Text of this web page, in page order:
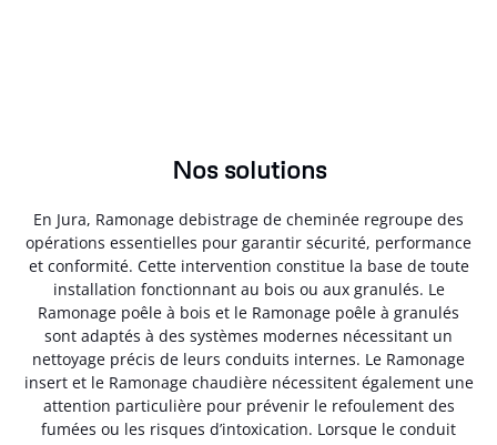
Nos solutions
En Jura, Ramonage debistrage de cheminée regroupe des
opérations essentielles pour garantir sécurité, performance
et conformité. Cette intervention constitue la base de toute
installation fonctionnant au bois ou aux granulés. Le
Ramonage poêle à bois et le Ramonage poêle à granulés
sont adaptés à des systèmes modernes nécessitant un
nettoyage précis de leurs conduits internes. Le Ramonage
insert et le Ramonage chaudière nécessitent également une
attention particulière pour prévenir le refoulement des
fumées ou les risques d’intoxication. Lorsque le conduit